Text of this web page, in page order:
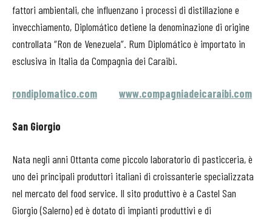
fattori ambientali, che influenzano i processi di distillazione e
invecchiamento, Diplomático detiene la denominazione di origine
controllata “Ron de Venezuela”. Rum Diplomático è importato in
esclusiva in Italia da Compagnia dei Caraibi.
rondiplomatico.com www.compagniadeicaraibi.com
San Giorgio
Nata negli anni Ottanta come piccolo laboratorio di pasticceria, è
uno dei principali produttori italiani di croissanterie specializzata
nel mercato del food service. Il sito produttivo è a Castel San
Giorgio (Salerno) ed è dotato di impianti produttivi e di